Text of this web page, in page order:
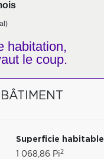
habitation,
le coup.
Superficie habitable
1 068,86 Pi2